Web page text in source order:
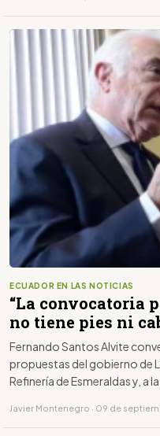
ECUADOR EN LAS NOTICIAS
“La convocatoria
no tiene pies ni
Fernando Santos Alvite
propuestas del gobierno de
Refinería de Esmeraldas y, a
Javier Montenegro · 09 de